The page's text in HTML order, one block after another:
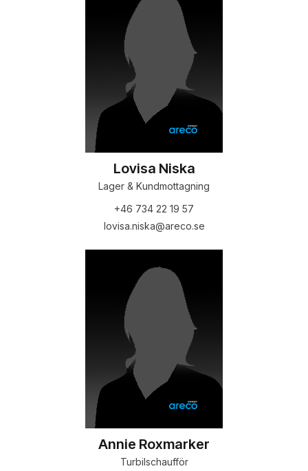
Lovisa Niska
Lager & Kundmottagning
+46 734 22 19 57
lovisa.niska@areco.se
Annie Roxmarker
Turbilschaufför